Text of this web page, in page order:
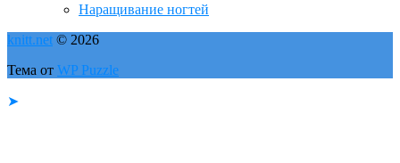
Наращивание ногтей
knitt.net © 2026
Тема от WP Puzzle
➤